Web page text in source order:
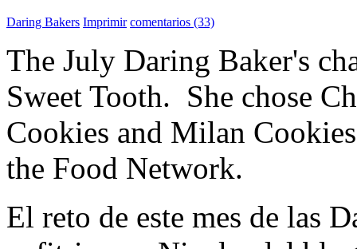
Daring Bakers Imprimir comentarios (33)
The July Daring Baker's
Sweet Tooth. She chose
Cookies and Milan
the Food Network.
El reto de este mes de las